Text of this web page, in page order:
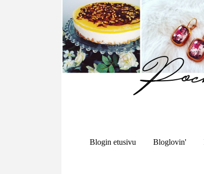
Blogin etusivu Bloglovin'